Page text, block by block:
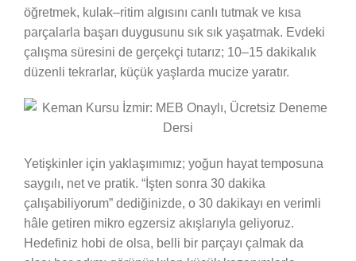
öğretmek, kulak–ritim algısını canlı tutmak ve kısa
parçalarla başarı duygusunu sık sık yaşatmak. Evdeki
çalışma süresini de gerçekçi tutarız; 10–15 dakikalık
düzenli tekrarlar, küçük yaşlarda mucize yaratır.
Yetişkinler için yaklaşımımız; yoğun hayat temposuna
saygılı, net ve pratik. “İşten sonra 30 dakika
çalışabiliyorum” dediğinizde, o 30 dakikayı en verimli
hâle getiren mikro egzersiz akışlarıyla geliyoruz.
Hedefiniz hobi de olsa, belli bir parçayı çalmak da